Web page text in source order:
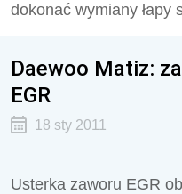
dokonać wymiany łapy
Daewoo Matiz:
EGR
18 sty 2011
Usterka zaworu EGR